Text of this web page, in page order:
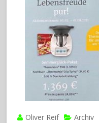
Oliver Reif Archiv